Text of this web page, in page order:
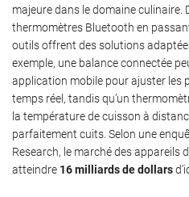
majeure dans le domaine culinaire.
thermomètres Bluetooth en
outils offrent des solutions
exemple, une balance connectée
application mobile pour ajuster les
temps réel, tandis qu’un
la température de cuisson à
parfaitement cuits. Selon une
Research, le marché des appareils
atteindre 16 milliards de dollars